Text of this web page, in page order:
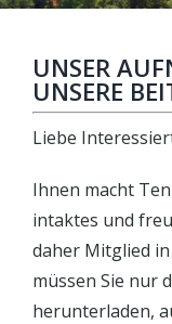
UNSER
UNSERE
Liebe
Ihnen macht
intaktes und
daher Mitglied
müssen Sie nur
herunterladen,